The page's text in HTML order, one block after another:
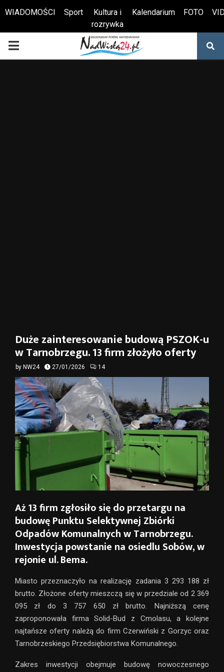
Otwórz pasek narzędzi
WIADOMOŚCI Sport
Kultura i
rozrywka
Kalendarium FOTO
PRIMARY
Duże zainteresowanie budową PSZOK-u
w Tarnobrzegu. 13 firm złożyło oferty
by NW24 27/01/2026 14
Aż 13 firm zgłosiło się do przetargu na
budowę Punktu Selektywnej Zbiórki
Odpadów Komunalnych w Tarnobrzegu.
Inwestycja powstanie na osiedlu Sobów, w
rejonie ul. Bema.
Miasto przeznaczyło na realizację zadania 3 293 188 zł
brutto. Złożone oferty mieszczą się w przedziale od 2 369
095 zł do 3 757 650 zł brutto. Najniższą cenę
zaproponowała firma Solid-Bud z Cmolasu, a kolejne
najtańsze oferty należą do firm Czerwiński z Gorzyc oraz
Tarnobrzeskiego Przedsiębiorstwa Komunalnego.
Zakres inwestycji obejmuje budowę nowoczesnego